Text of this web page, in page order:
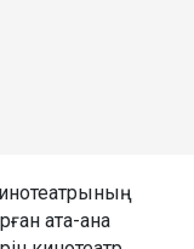
ата-ана